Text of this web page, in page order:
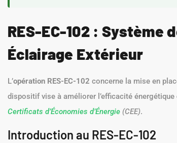
RES-EC-102 : Système
Éclairage Extérieur
L’opération RES-EC-102 concerne la mise en
dispositif vise à améliorer l’efficacité
Certificats d’Économies d’Énergie (CEE).
Introduction au RES-EC-102